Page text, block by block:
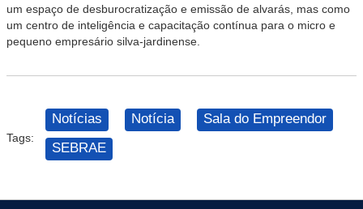
um espaço de desburocratização e emissão de alvarás, mas como
um centro de inteligência e capacitação contínua para o micro e
pequeno empresário silva-jardinense.
Tags:
Notícias Notícia
Sala do Empreendor
SEBRAE